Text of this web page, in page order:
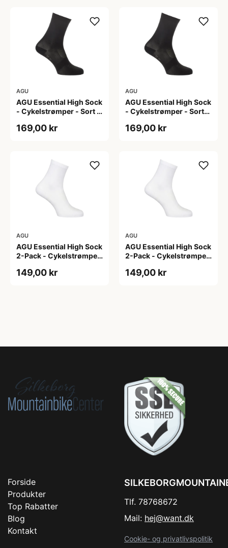
AGU
AGU Essential High Sock
- Cykelstrømper - Sort -
169,00 kr
AGU
AGU Essential High Sock
- Cykelstrømper - Sort-
169,00 kr
AGU
AGU Essential High Sock
2-Pack - Cykelstrømper
149,00 kr
AGU
AGU Essential High Sock
2-Pack - Cykelstrømper
149,00 kr
Forside
Produkter
Top Rabatter
Blog
Kontakt
Tlf. 78768672
Mail: hej@want.dk
Cookie- og privatlivspolitik